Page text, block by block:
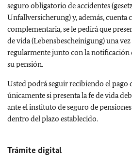
seguro obligatorio de accidentes
Unfallversicherung) y, además, cuenta
complementaria, se le pedirá que
de vida (Lebensbescheinigung) una vez
regularmente junto con la notificación
su pensión.
Usted podrá seguir recibiendo el pago
únicamente si presenta la fe de vida
ante el instituto de seguro de
dentro del plazo establecido.
Trámite digital